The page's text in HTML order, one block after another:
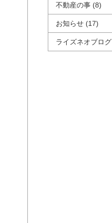
不動産の事 (8)
お知らせ (17)
ライズネオブログ